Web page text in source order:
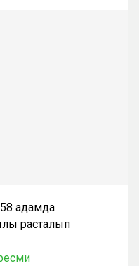
адамда
расталып